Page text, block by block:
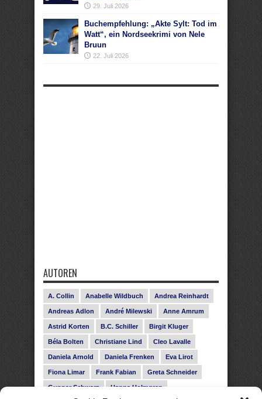
29. Juli 2026
Buchempfehlung: „Akte Sylt: Tod im
Watt“, ein Nordseekrimi von Nele
Bruun
22. Juli 2026
AUTOREN
A. Collin Anabelle Wildbuch Andrea Reinhardt
Andreas Adlon André Milewski Anne Amrum
Astrid Korten B.C. Schiller Birgit Kluger
Béla Bolten Christiane Lind Cleo Lavalle
Daniela Arnold Daniela Frenken Eva Lirot
Fiona Limar Frank Fabian Greta Schneider
Gunnar Schwarz Hanna Holmgren